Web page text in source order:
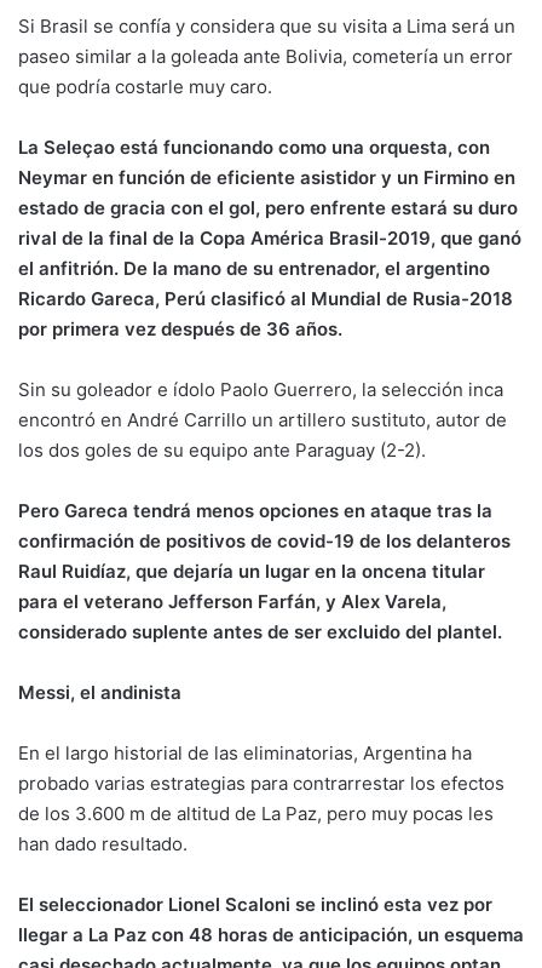
Si Brasil se confía y considera que su visita a Lima será un
paseo similar a la goleada ante Bolivia, cometería un error
que podría costarle muy caro.
La Seleçao está funcionando como una orquesta, con
Neymar en función de eficiente asistidor y un Firmino en
estado de gracia con el gol, pero enfrente estará su duro
rival de la final de la Copa América Brasil-2019, que ganó
el anfitrión. De la mano de su entrenador, el argentino
Ricardo Gareca, Perú clasificó al Mundial de Rusia-2018
por primera vez después de 36 años.
Sin su goleador e ídolo Paolo Guerrero, la selección inca
encontró en André Carrillo un artillero sustituto, autor de
los dos goles de su equipo ante Paraguay (2-2).
Pero Gareca tendrá menos opciones en ataque tras la
confirmación de positivos de covid-19 de los delanteros
Raul Ruidíaz, que dejaría un lugar en la oncena titular
para el veterano Jefferson Farfán, y Alex Varela,
considerado suplente antes de ser excluido del plantel.
Messi, el andinista
En el largo historial de las eliminatorias, Argentina ha
probado varias estrategias para contrarrestar los efectos
de los 3.600 m de altitud de La Paz, pero muy pocas les
han dado resultado.
El seleccionador Lionel Scaloni se inclinó esta vez por
llegar a La Paz con 48 horas de anticipación, un esquema